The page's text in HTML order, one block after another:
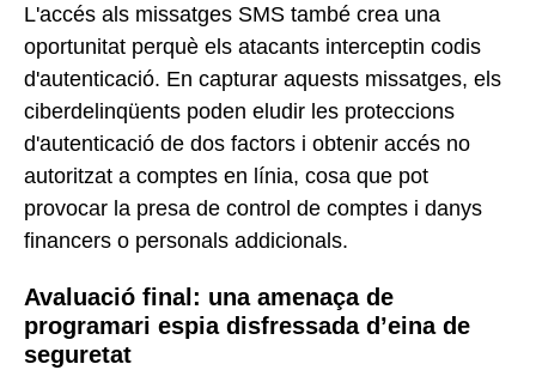
L'accés als missatges SMS també crea una
oportunitat perquè els atacants interceptin codis
d'autenticació. En capturar aquests missatges, els
ciberdelinqüents poden eludir les proteccions
d'autenticació de dos factors i obtenir accés no
autoritzat a comptes en línia, cosa que pot
provocar la presa de control de comptes i danys
financers o personals addicionals.
Avaluació final: una amenaça de
programari espia disfressada d’eina de
seguretat